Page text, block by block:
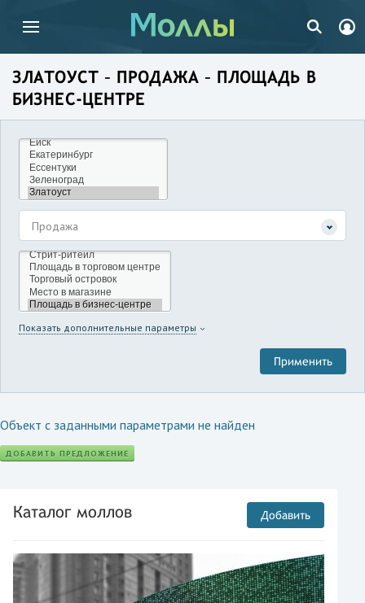
ЗЛАТОУСТ – ПРОДАЖА – ПЛОЩАДЬ В
БИЗНЕС-ЦЕНТРЕ
Продажа
Показать дополнительные параметры
Объект с заданными параметрами не найден
ДОБАВИТЬ ПРЕДЛОЖЕНИЕ
Каталог моллов Добавить